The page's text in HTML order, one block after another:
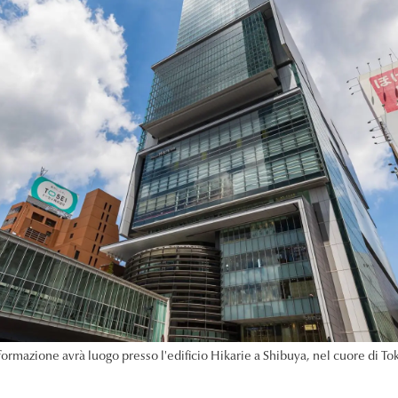
avrà luogo presso l'edificio Hikarie a Shibuya, nel cuore di